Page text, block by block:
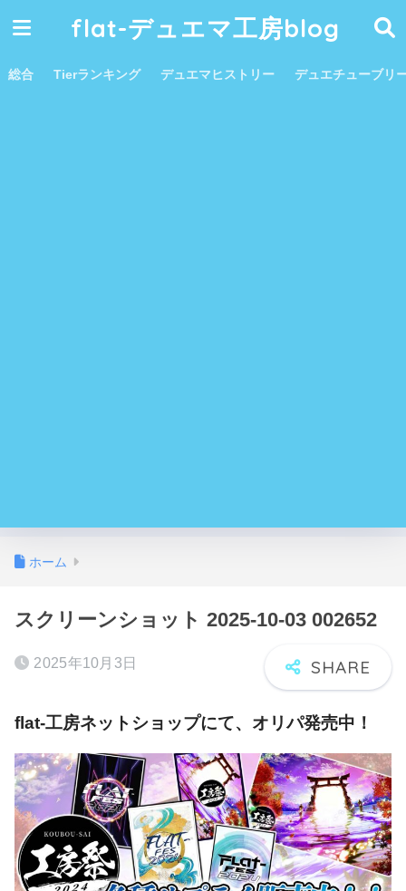
flat-デュエマ工房blog
総合 Tierランキング デュエマヒストリー デュエチューブリ
ホーム
スクリーンショット 2025-10-03 002652
2025年10月3日
flat-工房ネットショップにて、オリパ発売中！